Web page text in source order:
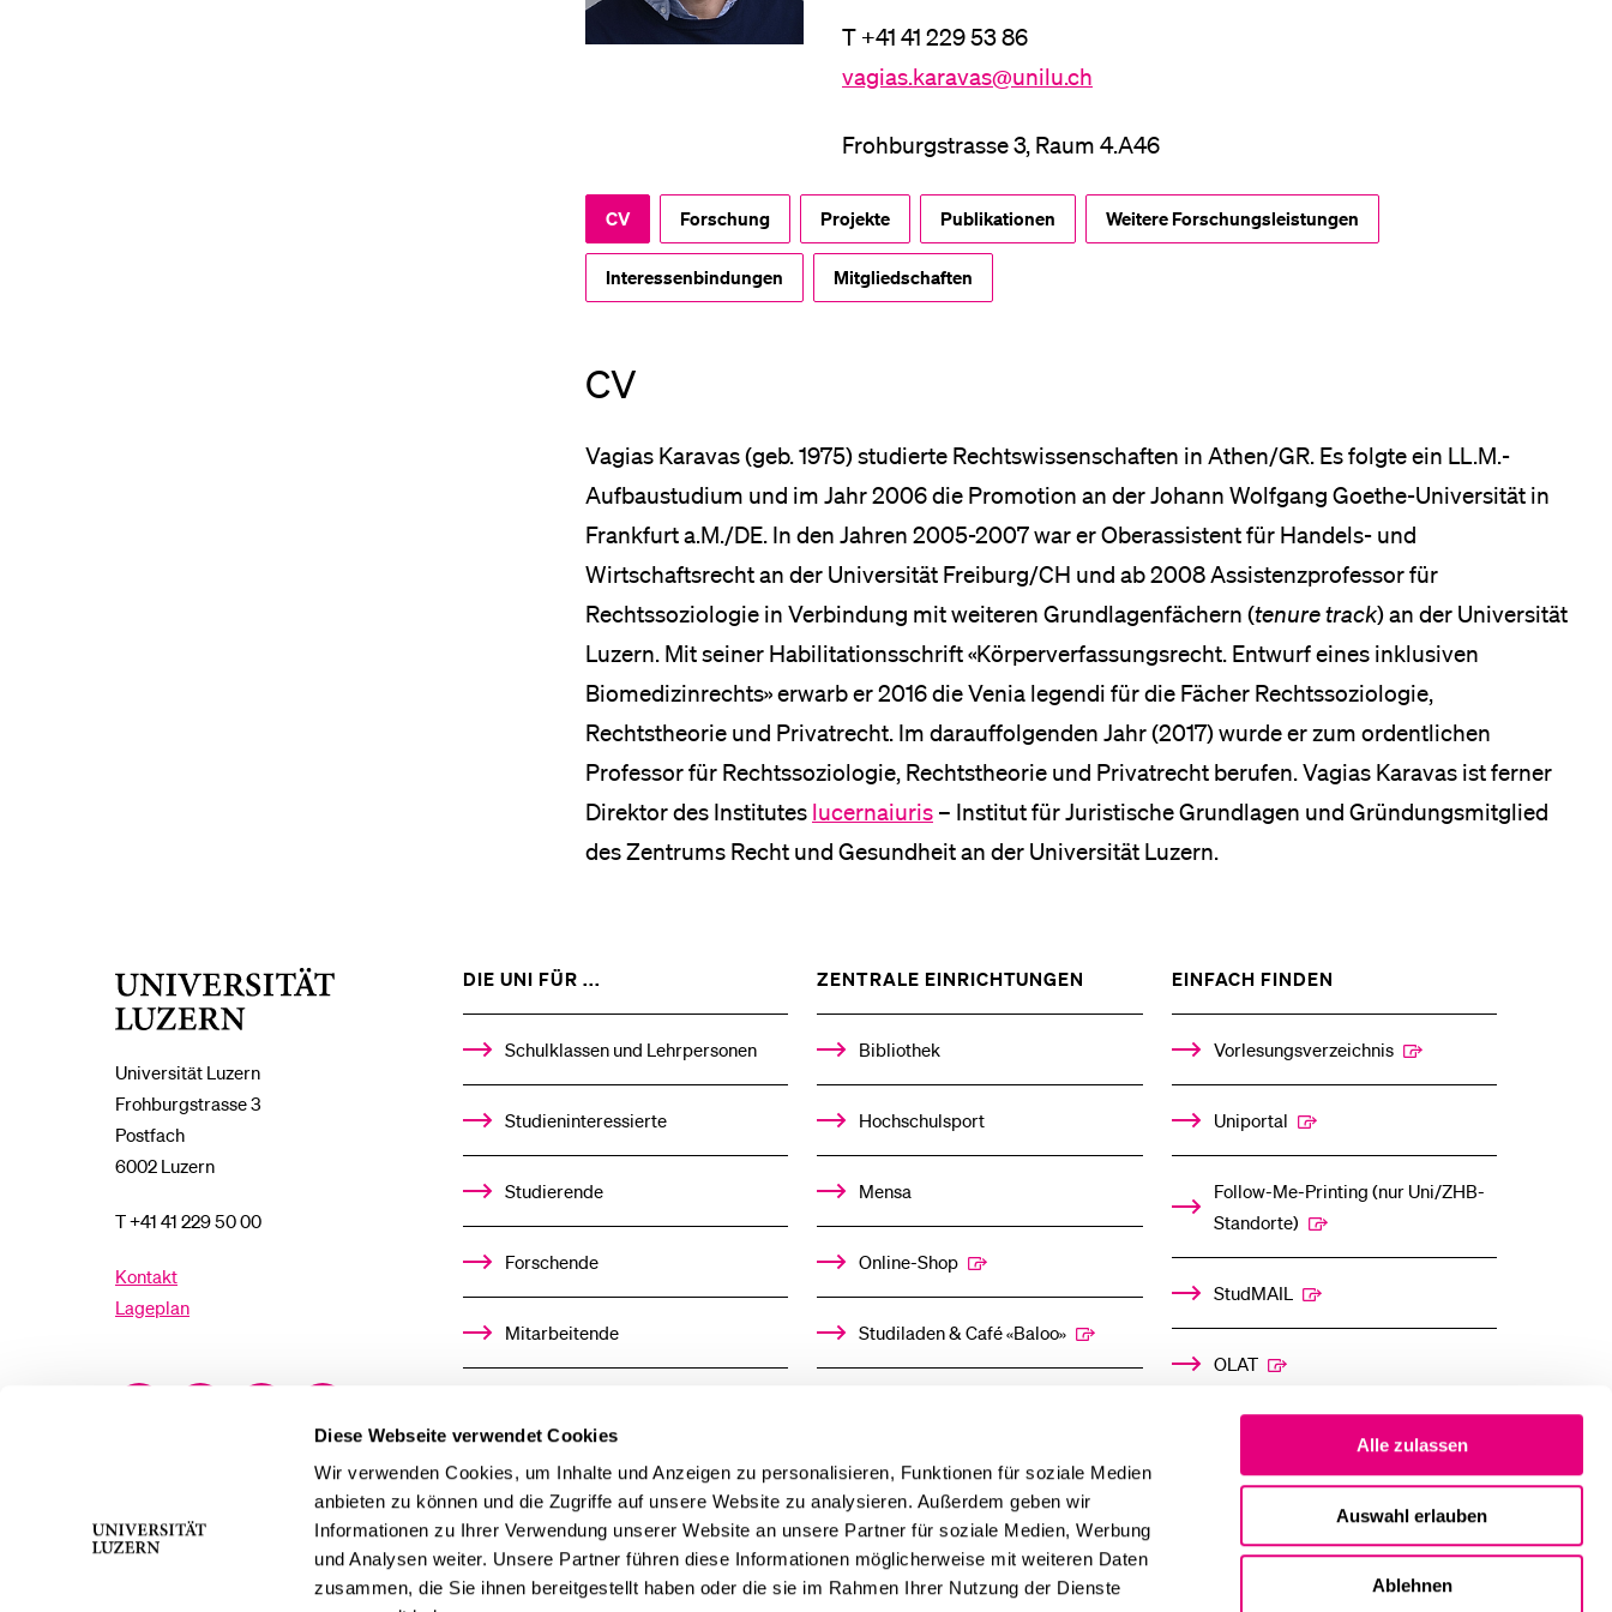
Diese Webseite verwendet Cookies
Wir verwenden Cookies, um Inhalte und Anzeigen zu personalisieren, Funktionen für soziale Medien
anbieten zu können und die Zugriffe auf unsere Website zu analysieren. Außerdem geben wir
Informationen zu Ihrer Verwendung unserer Website an unsere Partner für soziale Medien, Werbung
und Analysen weiter. Unsere Partner führen diese Informationen möglicherweise mit weiteren Daten
zusammen, die Sie ihnen bereitgestellt haben oder die sie im Rahmen Ihrer Nutzung der Dienste
Alle zulassen
Auswahl erlauben
Ablehnen
T +41 41 229 53 86
vagias.karavas@unilu.ch
Frohburgstrasse 3, Raum 4.A46
CV Forschung Projekte Publikationen Weitere Forschungsleistungen
Interessenbindungen Mitgliedschaften
CV
Vagias Karavas (geb. 1975) studierte Rechtswissenschaften in Athen/GR. Es folgte ein LL.M.-
Aufbaustudium und im Jahr 2006 die Promotion an der Johann Wolfgang Goethe-Universität in
Frankfurt a.M./DE. In den Jahren 2005-2007 war er Oberassistent für Handels- und
Wirtschaftsrecht an der Universität Freiburg/CH und ab 2008 Assistenzprofessor für
Rechtssoziologie in Verbindung mit weiteren Grundlagenfächern (tenure track) an der Universität
Luzern. Mit seiner Habilitationsschrift «Körperverfassungsrecht. Entwurf eines inklusiven
Biomedizinrechts» erwarb er 2016 die Venia legendi für die Fächer Rechtssoziologie,
Rechtstheorie und Privatrecht. Im darauffolgenden Jahr (2017) wurde er zum ordentlichen
Professor für Rechtssoziologie, Rechtstheorie und Privatrecht berufen. Vagias Karavas ist ferner
Direktor des Institutes lucernaiuris – Institut für Juristische Grundlagen und Gründungsmitglied
des Zentrums Recht und Gesundheit an der Universität Luzern.
Universität Luzern
Frohburgstrasse 3
Postfach
6002 Luzern
T +41 41 229 50 00
Kontakt
Lageplan
DIE UNI FÜR ...
%1$S
UNTERMENÜ
Schulklassen und Lehrpersonen
Studieninteressierte
Studierende
Forschende
Mitarbeitende
Stellensuchende
Förderer
ZENTRALE EINRICHTUNGEN
%1$S
UNTERMENÜ
Bibliothek
Hochschulsport
Mensa
Online-Shop
Studiladen & Café «Baloo»
EINFACH FINDEN
%1$S
UNTERMENÜ
Vorlesungsverzeichnis
Uniportal
Follow-Me-Printing­ ­(nur Uni/ZHB-
Standorte)
StudMAIL
OLAT
Alumni
Förderer
Medien